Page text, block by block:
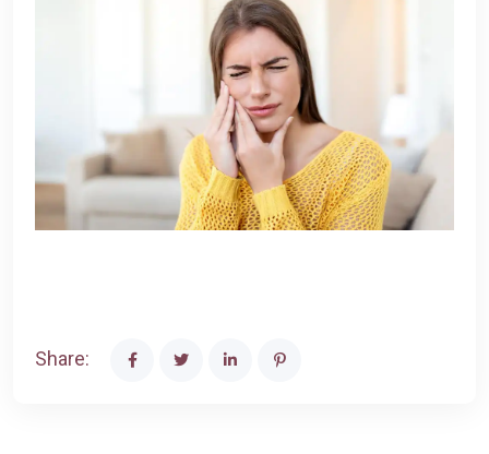
Share: